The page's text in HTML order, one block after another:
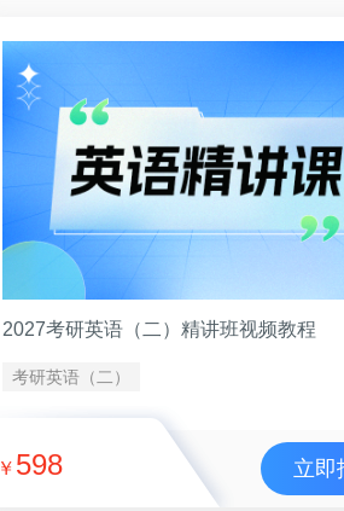
2027考研英语（二）精讲班视频教程
考研英语（二）
￥ 598 立即